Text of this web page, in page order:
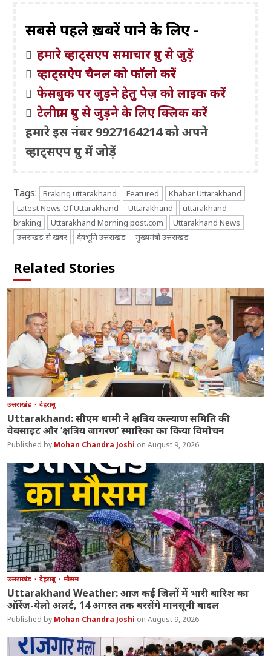
सबसे पहले ख़बरें पाने के लिए -
हमारे व्हाट्सएप समाचार ग्रुप से जुड़ें
व्हाट्सऐप चैनल को फॉलो करें
फेसबुक पर जुड़ने हेतु पेज़ को लाइक करें
टेलीग्राम ग्रुप से जुड़ने के लिए क्लिक करें
हमारे इस नंबर 9927164214 को अपने
व्हाट्सएप ग्रुप में जोड़ें
Tags: Braking uttarakhand Featured
Khabar Uttarakhand
Latest News Of Uttarakhand
Uttarakhand
uttarakhand
braking
Uttarakhand Morning post.com
Uttarakhand News
उत्तराखंड से खबर
देवभूमि उत्तराखंड मुख्यमंत्री उत्तराखंड
Related Stories
उत्तराखंड देहरादून
Uttarakhand: सीएम धामी ने क्षत्रिय कल्याण समिति की
वेबसाइट और ‘क्षत्रिय जागरण’ स्मारिका का किया विमोचन
Mohan Chandra Joshi August 9, 2026
उत्तराखंड देहरादून मौसम
Uttarakhand Weather: आज कई जिलों में भारी बारिश का
ऑरेंज-येलो अलर्ट, 14 अगस्त तक बरसेंगे मानसूनी बादल
Mohan Chandra Joshi August 9, 2026